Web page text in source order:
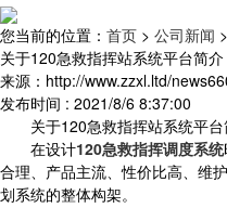
您当前的位置： 首页 > 公司新闻 >
关于120急救指挥站系统平台简介
来源：http://www.zzxl.ltd/
发布时间 : 2021/8/6 8:37:00
关于120急救指挥站系统平台
在设计120急救指挥调度系统
合理、产品主流、性价比高、维
划系统的整体构架。